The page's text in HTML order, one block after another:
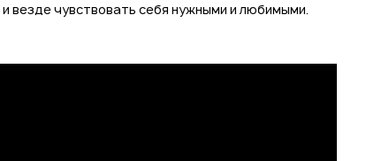
везде чувствовать себя нужными и любимыми.